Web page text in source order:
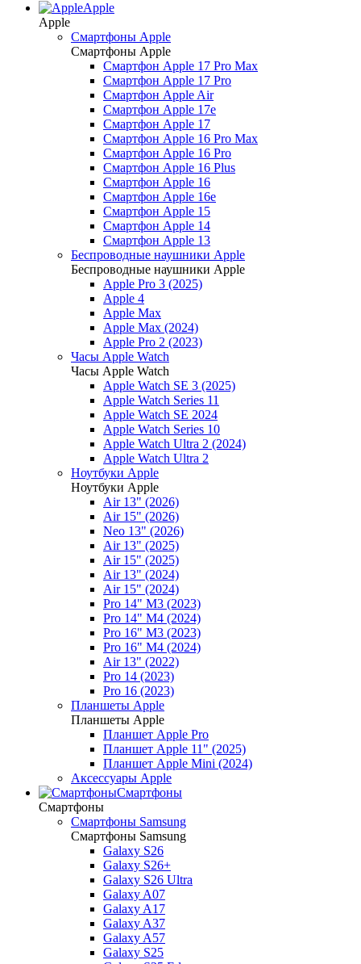
Apple
Apple
Смартфоны Apple
Смартфоны Apple
Смартфон Apple 17 Pro Max
Смартфон Apple 17 Pro
Смартфон Apple Air
Смартфон Apple 17e
Смартфон Apple 17
Смартфон Apple 16 Pro Max
Смартфон Apple 16 Pro
Смартфон Apple 16 Plus
Смартфон Apple 16
Смартфон Apple 16e
Смартфон Apple 15
Смартфон Apple 14
Смартфон Apple 13
Беспроводные наушники Apple
Беспроводные наушники Apple
Apple Pro 3 (2025)
Apple 4
Apple Max
Apple Max (2024)
Apple Pro 2 (2023)
Часы Apple Watch
Часы Apple Watch
Apple Watch SE 3 (2025)
Apple Watch Series 11
Apple Watch SE 2024
Apple Watch Series 10
Apple Watch Ultra 2 (2024)
Apple Watch Ultra 2
Ноутбуки Apple
Ноутбуки Apple
Air 13" (2026)
Air 15" (2026)
Neo 13" (2026)
Air 13" (2025)
Air 15" (2025)
Air 13" (2024)
Air 15" (2024)
Pro 14" M3 (2023)
Pro 14" M4 (2024)
Pro 16" M3 (2023)
Pro 16" M4 (2024)
Air 13" (2022)
Pro 14 (2023)
Pro 16 (2023)
Планшеты Apple
Планшеты Apple
Планшет Apple Pro
Планшет Apple 11" (2025)
Планшет Apple Mini (2024)
Аксессуары Apple
Смартфоны
Смартфоны
Смартфоны Samsung
Смартфоны Samsung
Galaxy S26
Galaxy S26+
Galaxy S26 Ultra
Galaxy A07
Galaxy A17
Galaxy A37
Galaxy A57
Galaxy S25